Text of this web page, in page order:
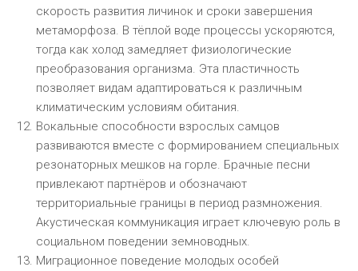
скорость развития личинок и сроки завершения
метаморфоза. В тёплой воде процессы ускоряются,
тогда как холод замедляет физиологические
преобразования организма. Эта пластичность
позволяет видам адаптироваться к различным
климатическим условиям обитания.
Вокальные способности взрослых самцов
развиваются вместе с формированием специальных
резонаторных мешков на горле. Брачные песни
привлекают партнёров и обозначают
территориальные границы в период размножения.
Акустическая коммуникация играет ключевую роль в
социальном поведении земноводных.
Миграционное поведение молодых особей